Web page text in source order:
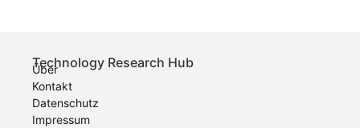
Technology Research Hub
Über
Kontakt
Datenschutz
Impressum